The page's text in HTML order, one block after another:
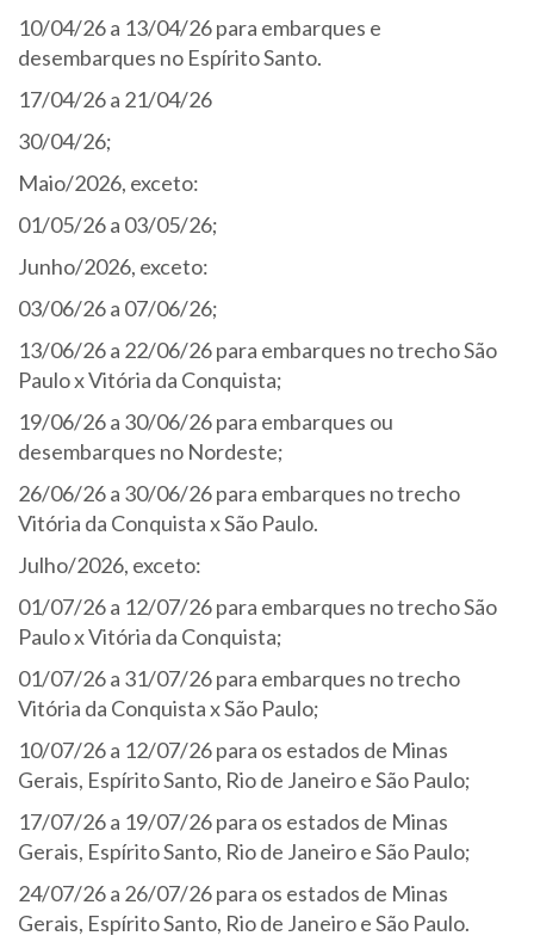
10/04/26 a 13/04/26 para embarques e
desembarques no Espírito Santo.
17/04/26 a 21/04/26
30/04/26;
Maio/2026, exceto:
01/05/26 a 03/05/26;
Junho/2026, exceto:
03/06/26 a 07/06/26;
13/06/26 a 22/06/26 para embarques no trecho São
Paulo x Vitória da Conquista;
19/06/26 a 30/06/26 para embarques ou
desembarques no Nordeste;
26/06/26 a 30/06/26 para embarques no trecho
Vitória da Conquista x São Paulo.
Julho/2026, exceto:
01/07/26 a 12/07/26 para embarques no trecho São
Paulo x Vitória da Conquista;
01/07/26 a 31/07/26 para embarques no trecho
Vitória da Conquista x São Paulo;
10/07/26 a 12/07/26 para os estados de Minas
Gerais, Espírito Santo, Rio de Janeiro e São Paulo;
17/07/26 a 19/07/26 para os estados de Minas
Gerais, Espírito Santo, Rio de Janeiro e São Paulo;
24/07/26 a 26/07/26 para os estados de Minas
Gerais, Espírito Santo, Rio de Janeiro e São Paulo.